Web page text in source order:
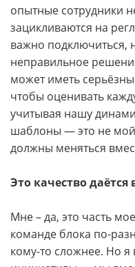
опытные сотрудники
зацикливаются на
важно подключиться,
неправильное
может иметь
чтобы оценивать
учитывая нашу
шаблоны — это не
должны меняться
Это качество
Мне – да, это часть
команде блока по-
кому-то сложнее. Но